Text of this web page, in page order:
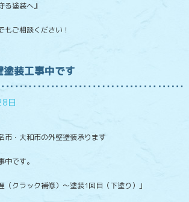
塗装へ』
ご相談ください！
装工事中です
日
市・大和市の外壁塗装承ります
です。
クラック補修）～塗装1回目（下塗り）」